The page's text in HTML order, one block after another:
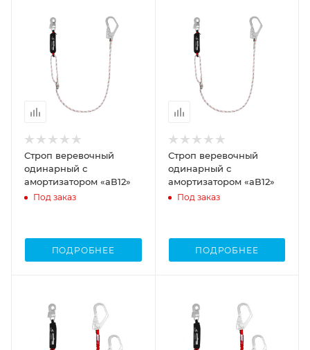
Строп веревочный
одинарный с
амортизатором «аВ12»
Под заказ
ПОДРОБНЕЕ
Строп веревочный
одинарный с
амортизатором «аВ12»
Под заказ
ПОДРОБНЕЕ